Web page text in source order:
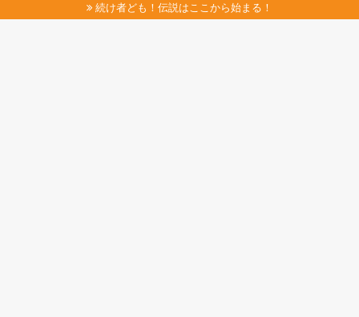
続け者ども！伝説はここから始まる！